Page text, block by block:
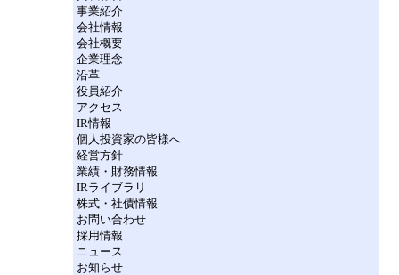
事業紹介
会社情報
会社概要
企業理念
沿革
役員紹介
アクセス
IR情報
個人投資家の皆様へ
経営方針
業績・財務情報
IRライブラリ
株式・社債情報
お問い合わせ
採用情報
ニュース
お知らせ